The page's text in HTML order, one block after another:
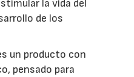
la vida del
de los
un producto con
pensado para